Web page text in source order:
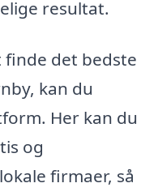
resultat.
det bedste
kan du
Her kan du
og
firmaer, så